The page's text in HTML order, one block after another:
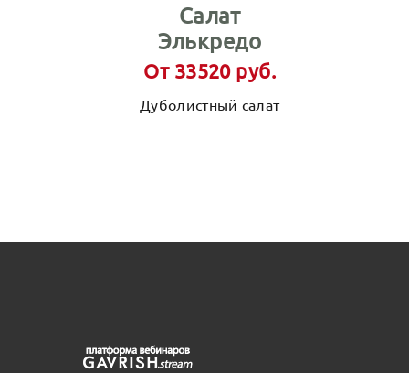
Салат
Элькредо
От 33520 руб.
Дуболистный салат